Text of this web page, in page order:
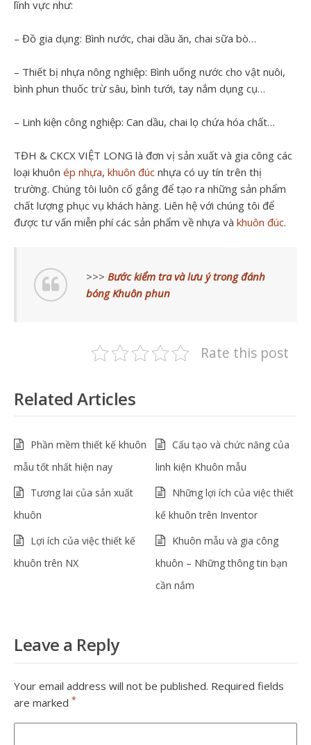
lĩnh vực như:
– Đồ gia dụng: Bình nước, chai dầu ăn, chai sữa bò…
– Thiết bị nhựa nông nghiệp: Bình uống nước cho vật nuôi,
bình phun thuốc trừ sâu, bình tưới, tay nắm dụng cụ…
– Linh kiện công nghiệp: Can dầu, chai lọ chứa hóa chất…
TĐH & CKCX VIỆT LONG là đơn vị sản xuất và gia công các
loại khuôn ép nhựa, khuôn đúc nhựa có uy tín trên thị
trường. Chúng tôi luôn cố gắng để tạo ra những sản phẩm
chất lượng phục vụ khách hàng. Liên hệ với chúng tôi để
được tư vấn miễn phí các sản phẩm về nhựa và khuôn đúc.
>>> Bước kiểm tra và lưu ý trong đánh
bóng Khuôn phun
Rate this post
Related Articles
Phần mềm thiết kế khuôn
mẫu tốt nhất hiện nay
Cấu tạo và chức năng của
linh kiện Khuôn mẫu
Tương lai của sản xuất
khuôn
Những lợi ích của việc thiết
kế khuôn trên Inventor
Lợi ích của việc thiết kế
khuôn trên NX
Khuôn mẫu và gia công
khuôn – Những thông tin bạn
cần nắm
Leave a Reply
Your email address will not be published. Required fields
are marked *